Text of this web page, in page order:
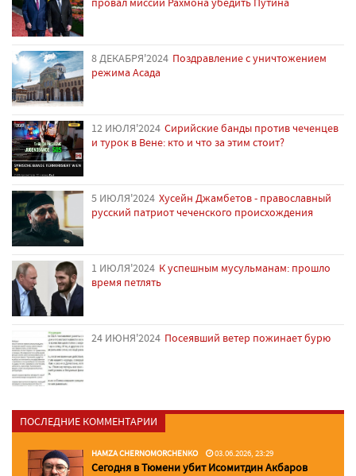
8 ДЕКАБРЯ'2024 Поздравление с уничтожением
режима Асада
12 ИЮЛЯ'2024 Сирийские банды против чеченцев
и турок в Вене: кто и что за этим стоит?
5 ИЮЛЯ'2024 Хусейн Джамбетов - православный
русский патриот чеченского происхождения
1 ИЮЛЯ'2024 К успешным мусульманам: прошло
время петлять
24 ИЮНЯ'2024 Посеявший ветер пожинает бурю
ПОСЛЕДНИЕ КОММЕНТАРИИ
HAMZA CHERNOMORCHENKO 03.06.2026, 23:29
Сегодня в Тюмени убит Исомитдин Акбаров